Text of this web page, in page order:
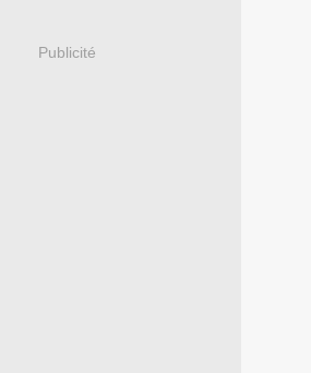
Publicité